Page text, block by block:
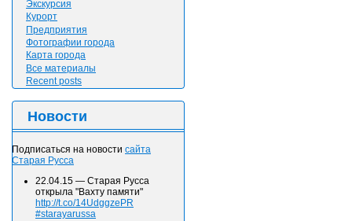
Экскурсия
Курорт
Предприятия
Фотографии города
Карта города
Все материалы
Recent posts
Новости
Подписаться на новости сайта
Старая Русса
22.04.15 — Старая Русса
открыла "Вахту памяти"
http://t.co/14UdggzePR
#starayarussa